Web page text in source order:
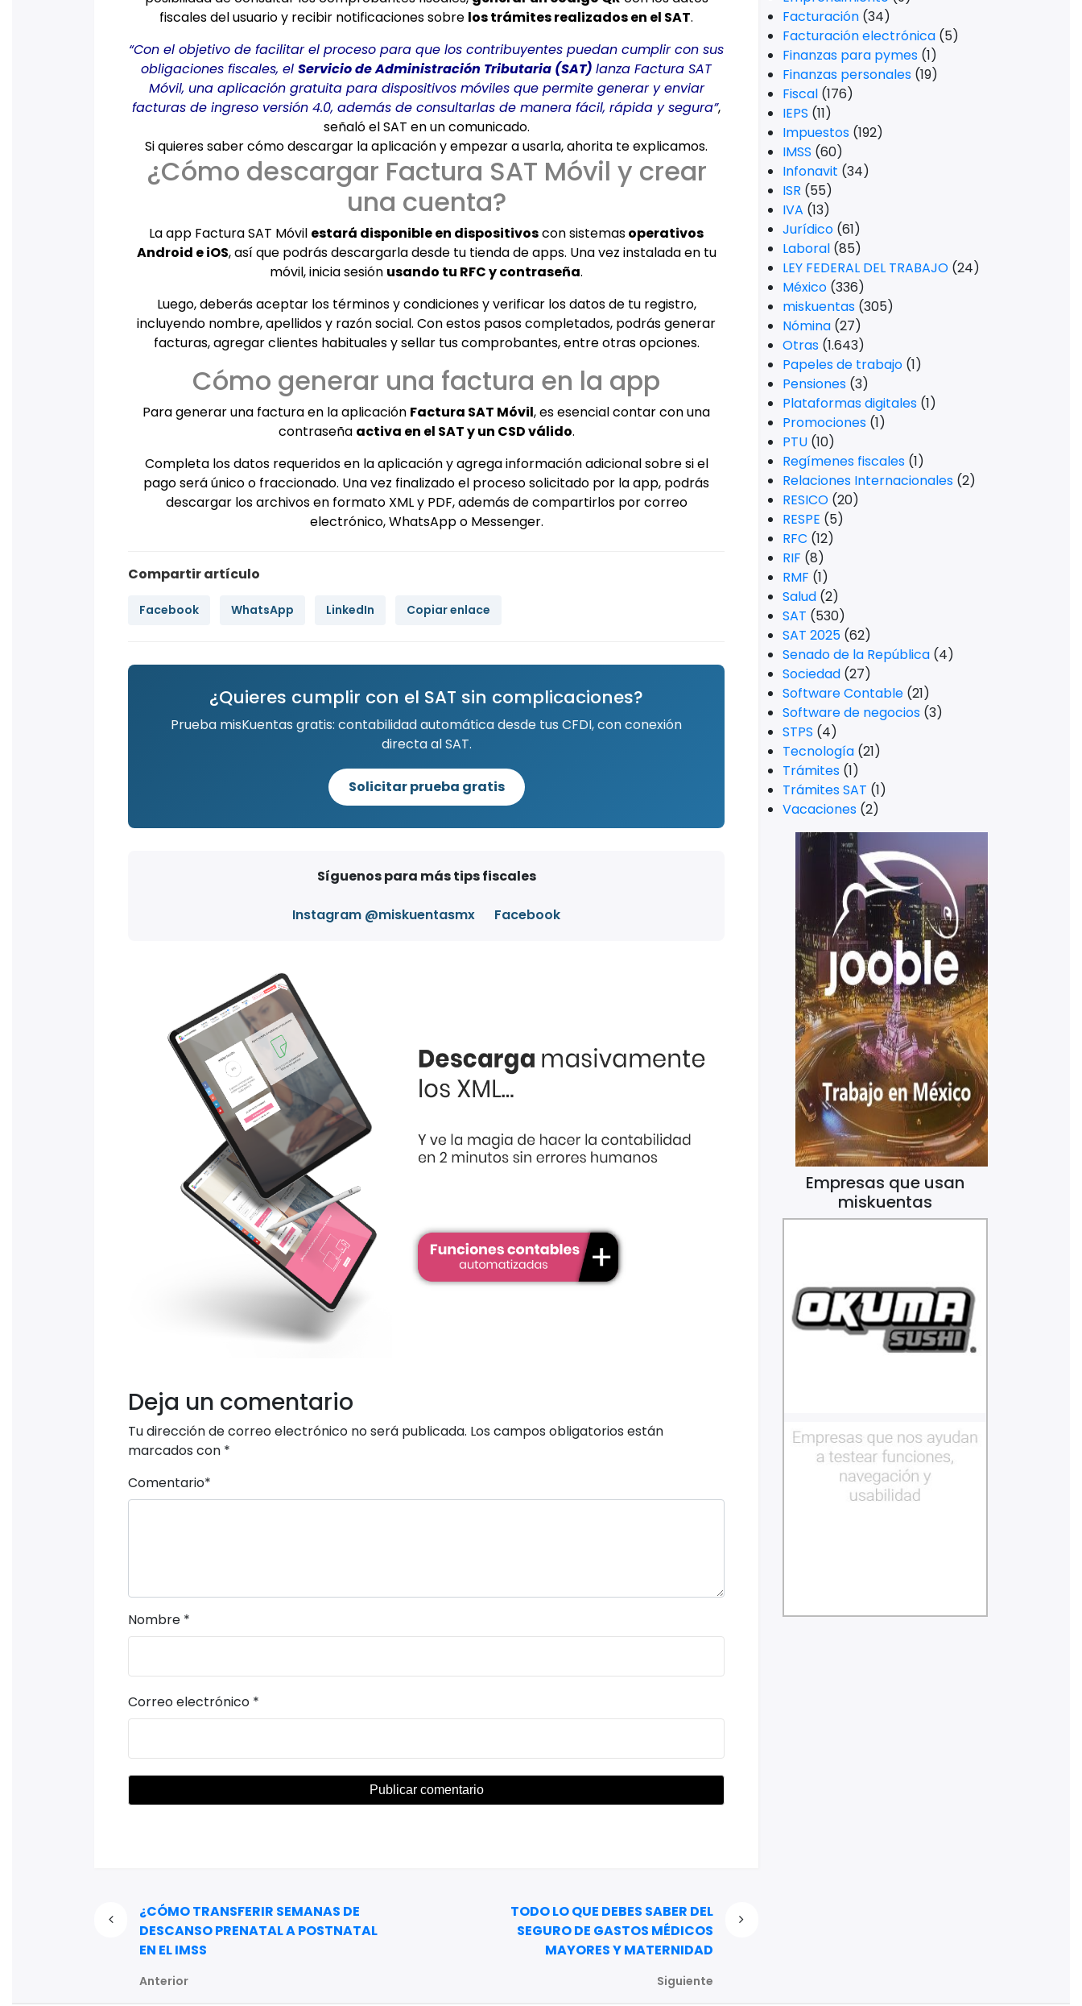
fiscales del usuario y recibir notificaciones sobre los trámites realizados en el SAT.
“Con el objetivo de facilitar el proceso para que los contribuyentes puedan cumplir con sus
obligaciones fiscales, el Servicio de Administración Tributaria (SAT) lanza Factura SAT
Móvil, una aplicación gratuita para dispositivos móviles que permite generar y enviar
facturas de ingreso versión 4.0, además de consultarlas de manera fácil, rápida y segura”,
señaló el SAT en un comunicado.
Si quieres saber cómo descargar la aplicación y empezar a usarla, ahorita te explicamos.
¿Cómo descargar Factura SAT Móvil y crear
una cuenta?
La app Factura SAT Móvil estará disponible en dispositivoscon sistemasoperativos
Android e iOS, así que podrás descargarla desde tu tienda de apps. Una vez instalada en tu
móvil, inicia sesión usando tu RFC y contraseña.
Luego, deberás aceptar los términos y condiciones y verificar los datos de tu registro,
incluyendo nombre, apellidos y razón social. Con estos pasos completados, podrás generar
facturas, agregar clientes habituales y sellar tus comprobantes, entre otras opciones.
Cómo generar una factura en la app
Para generar una factura en la aplicación Factura SAT Móvil, es esencial contar con una
contraseña activa en el SAT y un CSD válido.
Completa los datos requeridos en la aplicación y agrega información adicional sobre si el
pago será único o fraccionado. Una vez finalizado el proceso solicitado por la app, podrás
descargar los archivos en formato XML y PDF, además de compartirlos por correo
electrónico, WhatsApp o Messenger.
Compartir artículo
Facebook WhatsApp LinkedIn Copiar enlace
¿Quieres cumplir con el SAT sin complicaciones?
Prueba misKuentas gratis: contabilidad automática desde tus CFDI, con conexión
directa al SAT.
Solicitar prueba gratis
Síguenos para más tips fiscales
Instagram @miskuentasmx Facebook
Deja un comentario
Tu dirección de correo electrónico no será publicada. Los campos obligatorios están
marcados con *
Comentario*
Nombre *
Correo electrónico *
¿CÓMO TRANSFERIR SEMANAS DE
DESCANSO PRENATAL A POSTNATAL
EN EL IMSS
Anterior
TODO LO QUE DEBES SABER DEL
SEGURO DE GASTOS MÉDICOS
MAYORES Y MATERNIDAD
Siguiente
Facturación (34)
Facturación electrónica (5)
Finanzas para pymes (1)
Finanzas personales (19)
Fiscal (176)
IEPS (11)
Impuestos (192)
IMSS (60)
Infonavit (34)
ISR (55)
IVA (13)
Jurídico (61)
Laboral (85)
LEY FEDERAL DEL TRABAJO (24)
México (336)
miskuentas (305)
Nómina (27)
Otras (1.643)
Papeles de trabajo (1)
Pensiones (3)
Plataformas digitales (1)
Promociones (1)
PTU (10)
Regímenes fiscales (1)
Relaciones Internacionales (2)
RESICO (20)
RESPE (5)
RFC (12)
RIF (8)
RMF (1)
Salud (2)
SAT (530)
SAT 2025 (62)
Senado de la República (4)
Sociedad (27)
Software Contable (21)
Software de negocios (3)
STPS (4)
Tecnología (21)
Trámites (1)
Trámites SAT (1)
Vacaciones (2)
Empresas que usan
miskuentas